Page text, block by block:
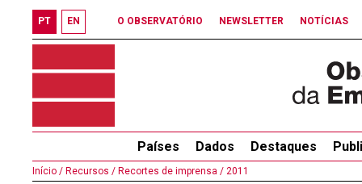
PT EN O OBSERVATÓRIO NEWSLETTER NOTÍCIAS
Países Dados Destaques
Início / Recursos / Recortes de imprensa / 2011